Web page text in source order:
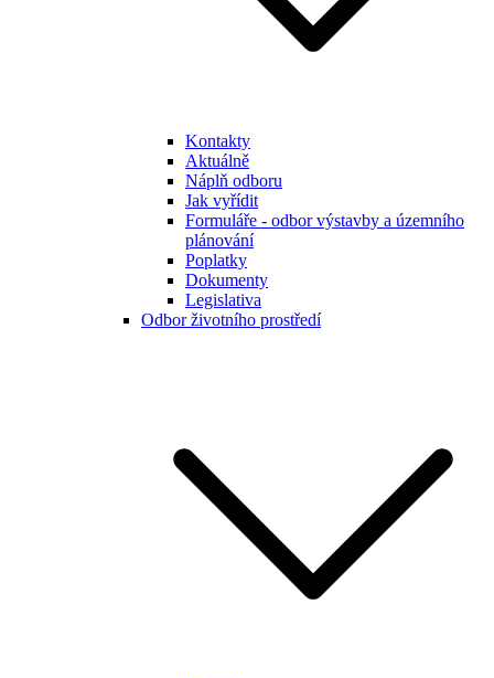
Kontakty
Aktuálně
Náplň odboru
Jak vyřídit
Formuláře - odbor výstavby a územního
plánování
Poplatky
Dokumenty
Legislativa
Odbor životního prostředí